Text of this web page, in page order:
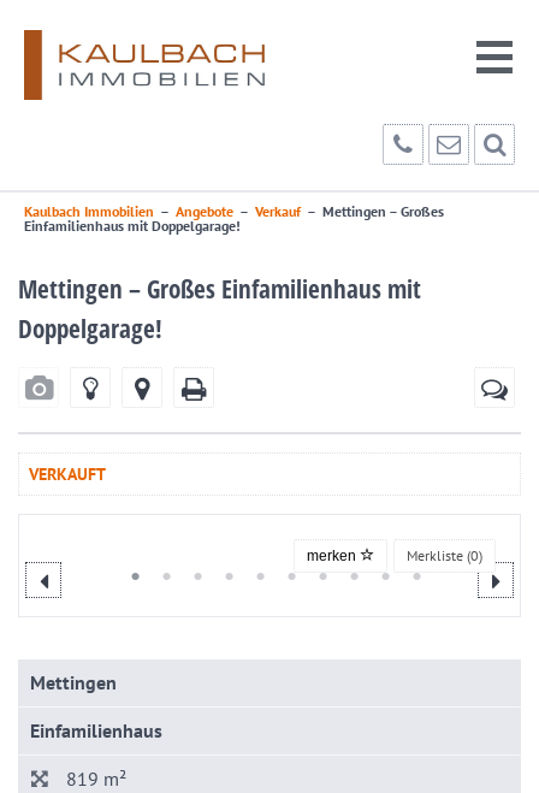
Kaulbach Immobilien – Angebote – Verkauf– Mettingen – Großes
Einfamilienhaus mit Doppelgarage!
Mettingen – Großes Einfamilienhaus mit
Doppelgarage!
VERKAUFT
Merkliste (0)
merken
Mettingen
Einfamilienhaus
819 m²